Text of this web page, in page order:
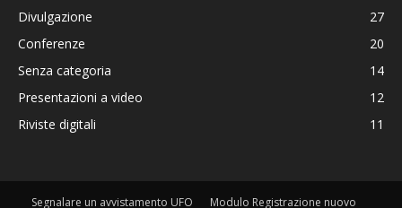
Divulgazione
27
Conferenze
20
Senza categoria
14
Presentazioni a video
12
Riviste digitali
11
Segnalare un avvistamento UFO Modulo Registrazione nuovo